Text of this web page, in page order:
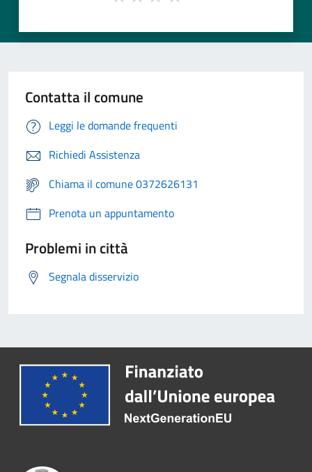
Contatta il comune
Leggi le domande frequenti
Richiedi Assistenza
Chiama il comune 0372626131
Prenota un appuntamento
Problemi in città
Segnala disservizio